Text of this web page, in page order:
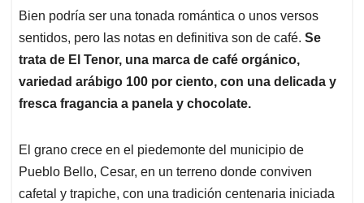
Bien podría ser una tonada romántica o unos versos
sentidos, pero las notas en definitiva son de café. Se
trata de El Tenor, una marca de café orgánico,
variedad arábigo 100 por ciento, con una delicada y
fresca fragancia a panela y chocolate.
El grano crece en el piedemonte del municipio de
Pueblo Bello, Cesar, en un terreno donde conviven
cafetal y trapiche, con una tradición centenaria iniciada